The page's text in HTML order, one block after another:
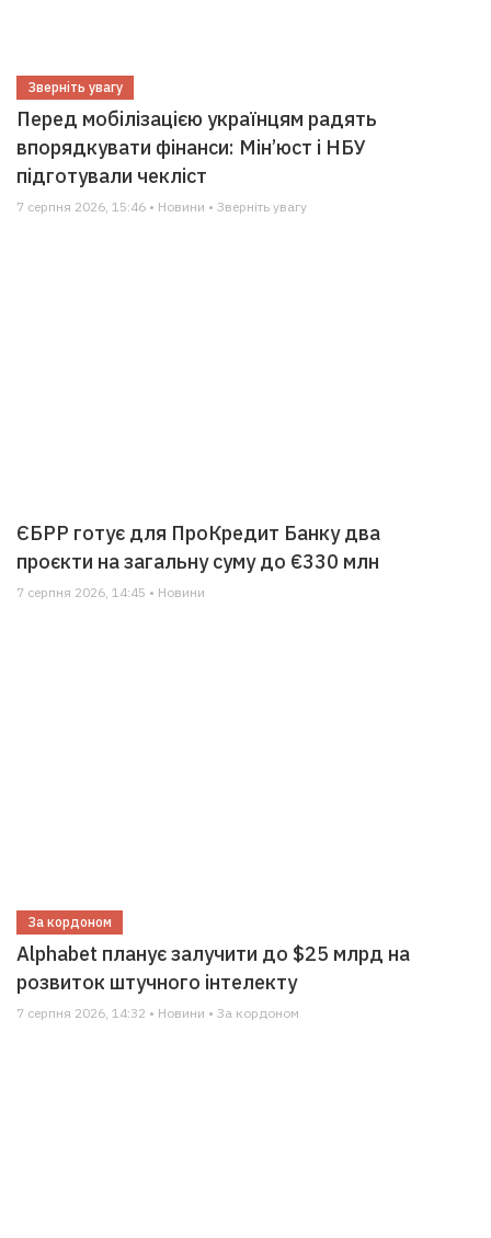
Зверніть увагу
Перед мобілізацією українцям радять
впорядкувати фінанси: Мін’юст і НБУ
підготували чекліст
7 серпня 2026, 15:46 • Новини • Зверніть увагу
ЄБРР готує для ПроКредит Банку два
проєкти на загальну суму до €330 млн
7 серпня 2026, 14:45 • Новини
За кордоном
Alphabet планує залучити до $25 млрд на
розвиток штучного інтелекту
7 серпня 2026, 14:32 • Новини • За кордоном